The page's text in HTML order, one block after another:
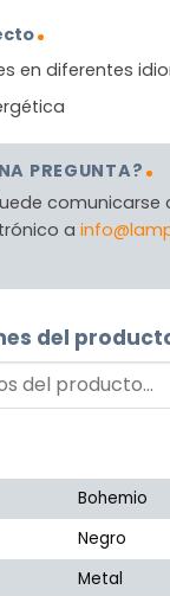
en diferentes
PREGUNTA?
comunicarse
a
del
Bohemio
Negro
Metal